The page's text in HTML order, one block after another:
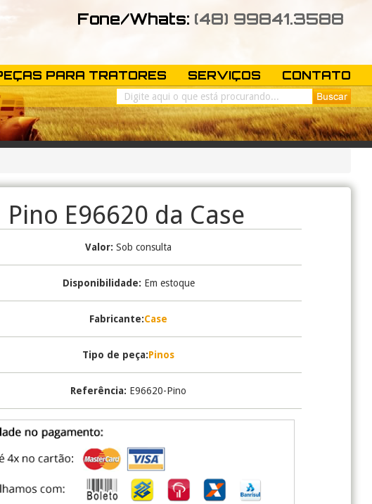
Fone/Whats: (48) 99841.3588
PARA TRATORES SERVIÇOS CONTATO
Pino E96620 da Case
Valor: Sob consulta
Disponibilidade: Em estoque
Fabricante:Case
Tipo de peça:Pinos
Referência: E96620-Pino